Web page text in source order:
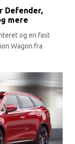
Defender,
mere
og en fast
Wagon fra